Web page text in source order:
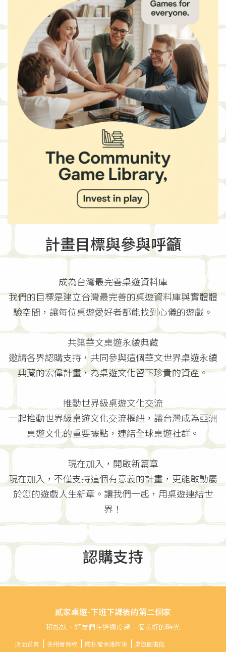
計畫目標與參與呼籲
成為台灣最完善桌遊資料庫
我們的目標是建立台灣最完善的桌遊資料庫與實體體
驗空間，讓每位桌遊愛好者都能找到心儀的遊戲。
共築華文桌遊永續典藏
邀請各界認購支持，共同參與這個華文世界桌遊永續
典藏的宏偉計畫，為桌遊文化留下珍貴的資產。
推動世界級桌遊文化交流
一起推動世界級桌遊文化交流樞紐，讓台灣成為亞洲
桌遊文化的重要據點，連結全球桌遊社群。
現在加入，開啟新篇章
現在加入，不僅支持這個有意義的計畫，更能啟動屬
於您的遊戲人生新章。讓我們一起，用桌遊連結世
界！
認購支持
貳家桌遊-下班下課後的第二個家
和姊妹、好友們在這邊度過一個美好的時光
店面首頁 使用者條款 隱私權保護政策
桌遊圖書館